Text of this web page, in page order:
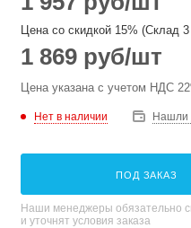
Цена со скидкой 15% (Склад 3
1 869 руб/шт
Цена указана с учетом НДС
Нет в наличии Нашли
ПОД ЗАКАЗ
Наши менеджеры обязательно
и уточнят условия заказа